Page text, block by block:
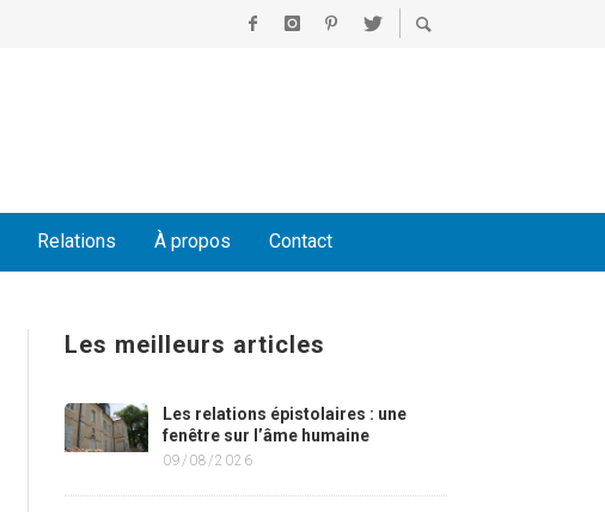
Relations À propos Contact
Les meilleurs articles
Les relations épistolaires : une
fenêtre sur l’âme humaine
09/08/2026